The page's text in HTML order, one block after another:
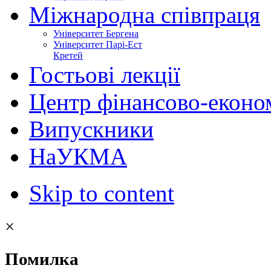
Міжнародна співпраця
Університет Бергена
Університет Парі-Ест
Кретей
Гостьові лекції
Центр фінансово-
Випускники
НаУКМА
Skip to content
×
Помилка